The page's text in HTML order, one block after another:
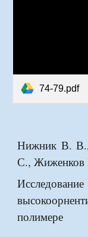
74-79.pdf
Нижник В.
С.,
полимере